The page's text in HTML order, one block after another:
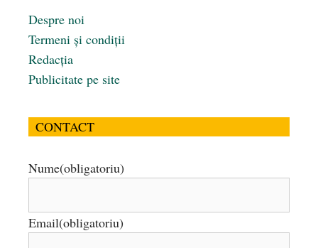
Despre noi
Termeni și condiții
Redacția
Publicitate pe site
CONTACT
Nume(obligatoriu)
Email(obligatoriu)